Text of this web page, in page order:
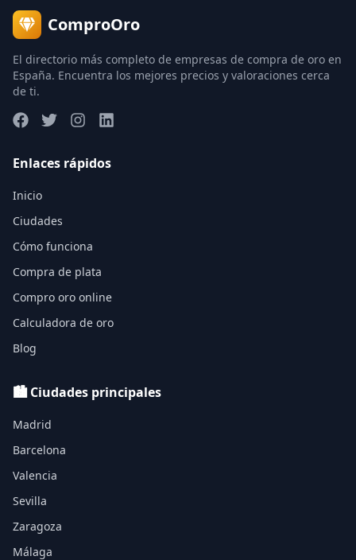
ComproOro
El directorio más completo de empresas de compra de oro en
España. Encuentra los mejores precios y valoraciones cerca
de ti.
Enlaces rápidos
Inicio
Ciudades
Cómo funciona
Compra de plata
Compro oro online
Calculadora de oro
Blog
🏙️ Ciudades principales
Madrid
Barcelona
Valencia
Sevilla
Zaragoza
Málaga